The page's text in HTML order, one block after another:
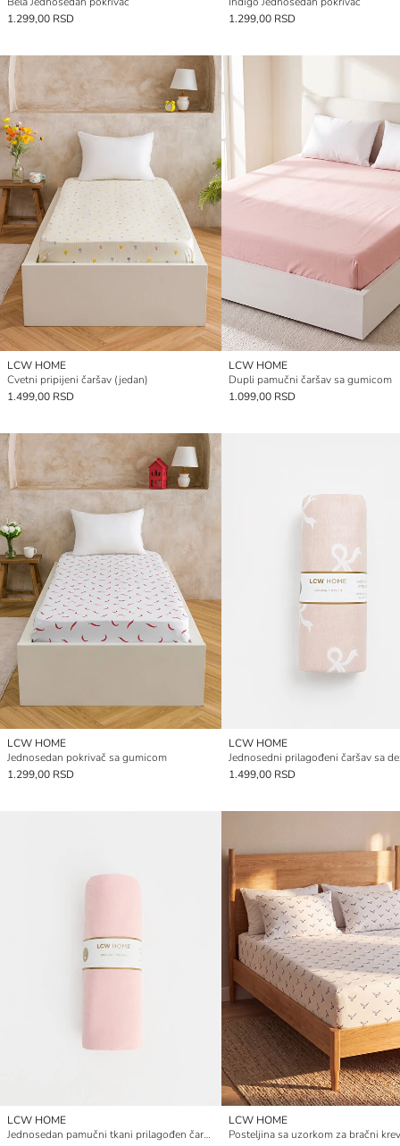
1.299,00 RSD
1.299,00 RSD
LCW HOME
Cvetni pripijeni čaršav (jedan)
1.499,00 RSD
LCW HOME
Dupli pamučni čaršav sa gumicom
1.099,00 RSD
LCW HOME
Jednosedan pokrivač sa gumicom
1.299,00 RSD
LCW HOME
1.499,00 RSD
LCW HOME
Jednosedan pamučni tkani prilagođen čaršav
LCW HOME